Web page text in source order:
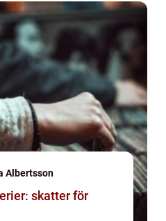
Albertsson
skatter för